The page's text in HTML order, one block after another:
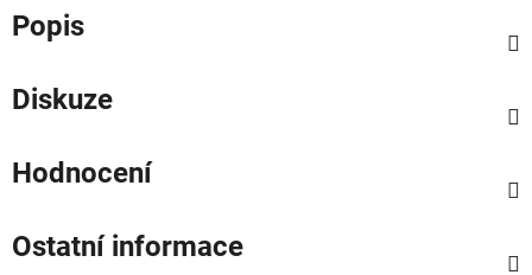
Popis
Diskuze
Hodnocení
Ostatní informace